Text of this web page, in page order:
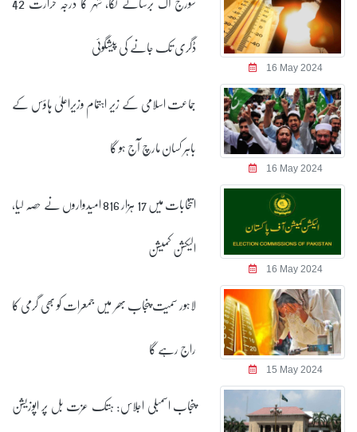
16 May 2024
ڈگری تک جانے کی پیشگوئی
16 May 2024
جماعت اسلامی کے زیر اہتمام وزیراعلیٰ ہاؤس کے
باہر کسان مارچ آج ہو گا
16 May 2024
انتخابات میں 17 ہزار 816 امیدواروں نے حصہ لیا،
الیکشن کمیشن
15 May 2024
لاہور سمیت پنجاب بھر میں جمعرات کو بھی گرمی کا
راج رہے گا
پنجاب اسمبلی اجلاس: ہتک عزت بل پر اپوزیشن